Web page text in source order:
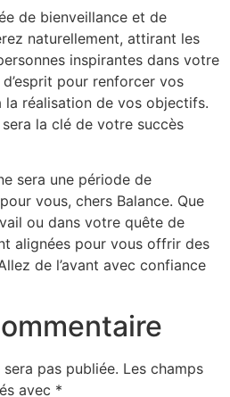
de bienveillance et de
naturellement, attirant les
inspirantes dans votre
pour renforcer vos
réalisation de vos objectifs.
la clé de votre succès
sera une période de
vous, chers Balance. Que
ou dans votre quête de
alignées pour vous offrir des
de l’avant avec confiance
pas publiée. Les champs
avec *